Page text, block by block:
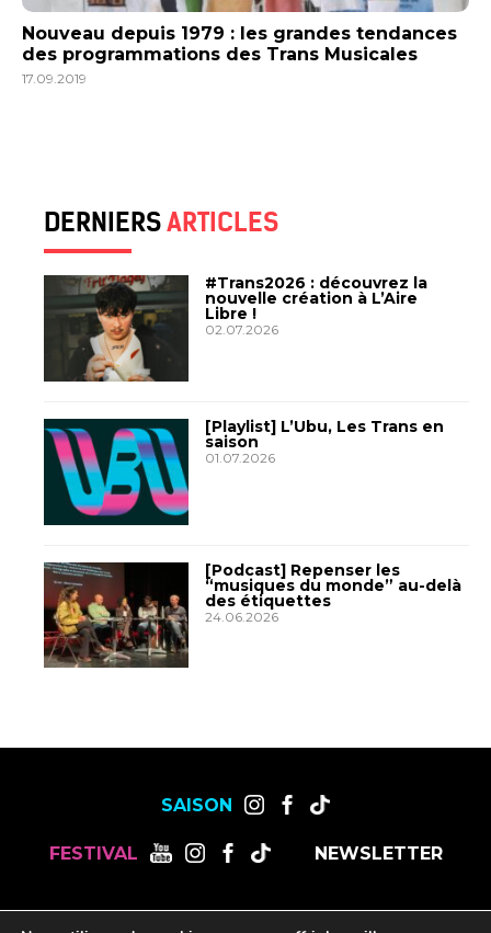
Nouveau depuis 1979 : les grandes tendances
des programmations des Trans Musicales
17.09.2019
DERNIERSARTICLES
#Trans2026 : découvrez la
nouvelle création à L’Aire
Libre !
02.07.2026
[Playlist] L’Ubu, Les Trans en
saison
01.07.2026
[Podcast] Repenser les
“musiques du monde” au-delà
des étiquettes
24.06.2026
SAISON
FESTIVAL NEWSLETTER